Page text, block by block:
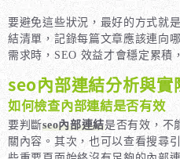
要避免這些狀況，最好的方式就
結清單，記錄每篇文章應該連向
需求時，SEO 效益才會穩定累積
seo內部連結分析與實
如何檢查內部連結是否有效
要判斷seo內部連結是否有效，不
關內容。其次，也可以查看搜尋